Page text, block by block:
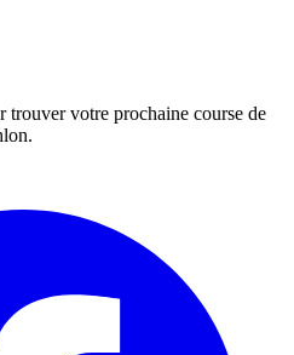
trouver votre prochaine course de